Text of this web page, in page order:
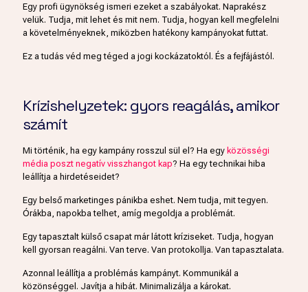
Egy profi ügynökség ismeri ezeket a szabályokat. Naprakész
velük. Tudja, mit lehet és mit nem. Tudja, hogyan kell megfelelni
a követelményeknek, miközben hatékony kampányokat futtat.
Ez a tudás véd meg téged a jogi kockázatoktól. És a fejfájástól.
Krízishelyzetek: gyors reagálás, amikor
számít
Mi történik, ha egy kampány rosszul sül el? Ha egy közösségi
média poszt negatív visszhangot kap? Ha egy technikai hiba
leállítja a hirdetéseidet?
Egy belső marketinges pánikba eshet. Nem tudja, mit tegyen.
Órákba, napokba telhet, amíg megoldja a problémát.
Egy tapasztalt külső csapat már látott kríziseket. Tudja, hogyan
kell gyorsan reagálni. Van terve. Van protokollja. Van tapasztalata.
Azonnal leállítja a problémás kampányt. Kommunikál a
közönséggel. Javítja a hibát. Minimalizálja a károkat.